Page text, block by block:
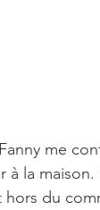
me
à la
du